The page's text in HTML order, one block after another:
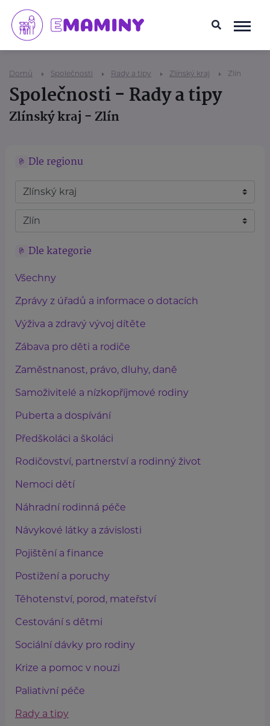
Domů Společnosti Rady a tipy Zlínský kraj Zlín
Společnosti - Rady a tipy
Zlínský kraj - Zlín
Dle regionu
Dle kategorie
Všechny
Zprávy z úřadů a informace o dotacích
Výživa a zdravý vývoj dítěte
Zábava pro děti a rodiče
Zaměstnanost, právo, dluhy, daně
Samoživitelé a nízkopříjmové rodiny
Puberta a dospívání
Předškoláci a školáci
Rodičovství, partnerství a rodinný život
Nemoci dětí
Náhradní rodinná péče
Návykové látky a závislosti
Pojištění a finance
Postižení a poruchy
Těhotenství, porod, mateřství
Cestování s dětmi
Sociální dávky pro rodiny
Krize a pomoc v nouzi
Paliativní péče
Rady a tipy